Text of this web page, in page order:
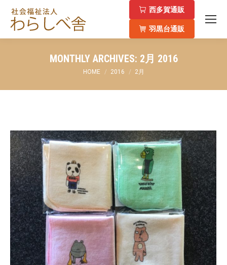
西多賀通販
羽黒台通販
MONTHLY ARCHIVES: 2月 2016
You are here:
HOME 2016 2月